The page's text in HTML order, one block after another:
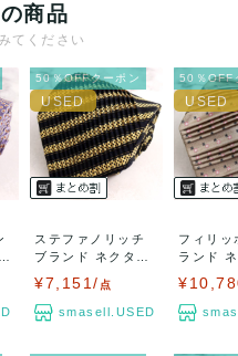
を確認する
致します。
商品
てください
50％OFFクーポン
ステファノリッチ
ブランド ネクタイ
¥7,151/ 点
smasell.USED
50％OFF
フィリッ
ランド